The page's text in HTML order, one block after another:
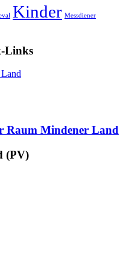
Kinder Messdiener
Links
Raum Mindener Land
(PV)